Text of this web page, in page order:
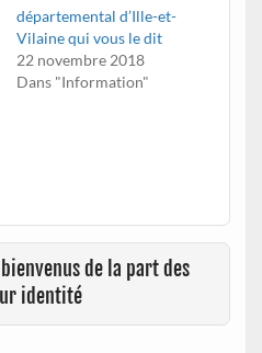
départemental d’Ille-et-
Vilaine qui vous le dit
22 novembre 2018
Dans "Information"
de la part des
identité